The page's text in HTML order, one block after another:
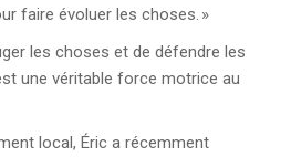
faire évoluer les choses. »
les choses et de défendre les
une véritable force motrice au
local, Éric a récemment
(FAQ)